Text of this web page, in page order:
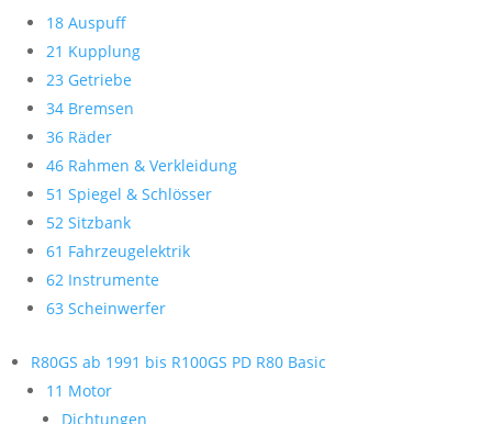
18 Auspuff
21 Kupplung
23 Getriebe
34 Bremsen
36 Räder
46 Rahmen & Verkleidung
51 Spiegel & Schlösser
52 Sitzbank
61 Fahrzeugelektrik
62 Instrumente
63 Scheinwerfer
R80GS ab 1991 bis R100GS PD R80 Basic
11 Motor
Dichtungen